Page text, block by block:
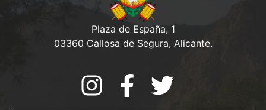
Plaza de España, 1
03360 Callosa de Segura, Alicante.